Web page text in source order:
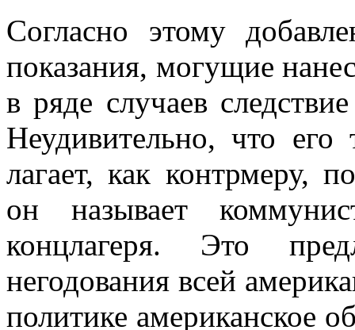
Согласно этому
показания, могу­щие
в ряде случаев
Неудивительно, что
лагает, как контрмеру,
он называет
концлагеря. Это
негодования всей
политике американское